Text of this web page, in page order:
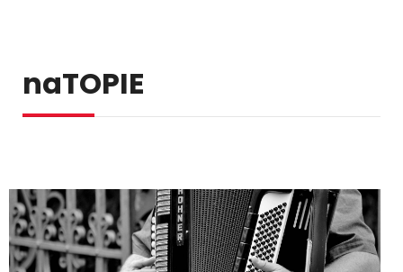
naTOPIE